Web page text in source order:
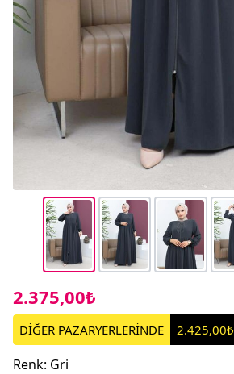
2.375,00₺
DİĞER PAZARYERLERİNDE 2.425,00₺
Renk: Gri